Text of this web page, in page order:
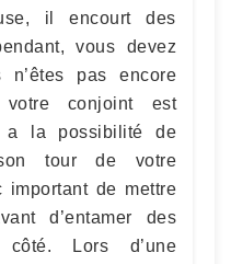
il encourt des
vous devez
pas encore
votre conjoint est
la possibilité de
tour de votre
important de mettre
d’entamer des
Lors d’une